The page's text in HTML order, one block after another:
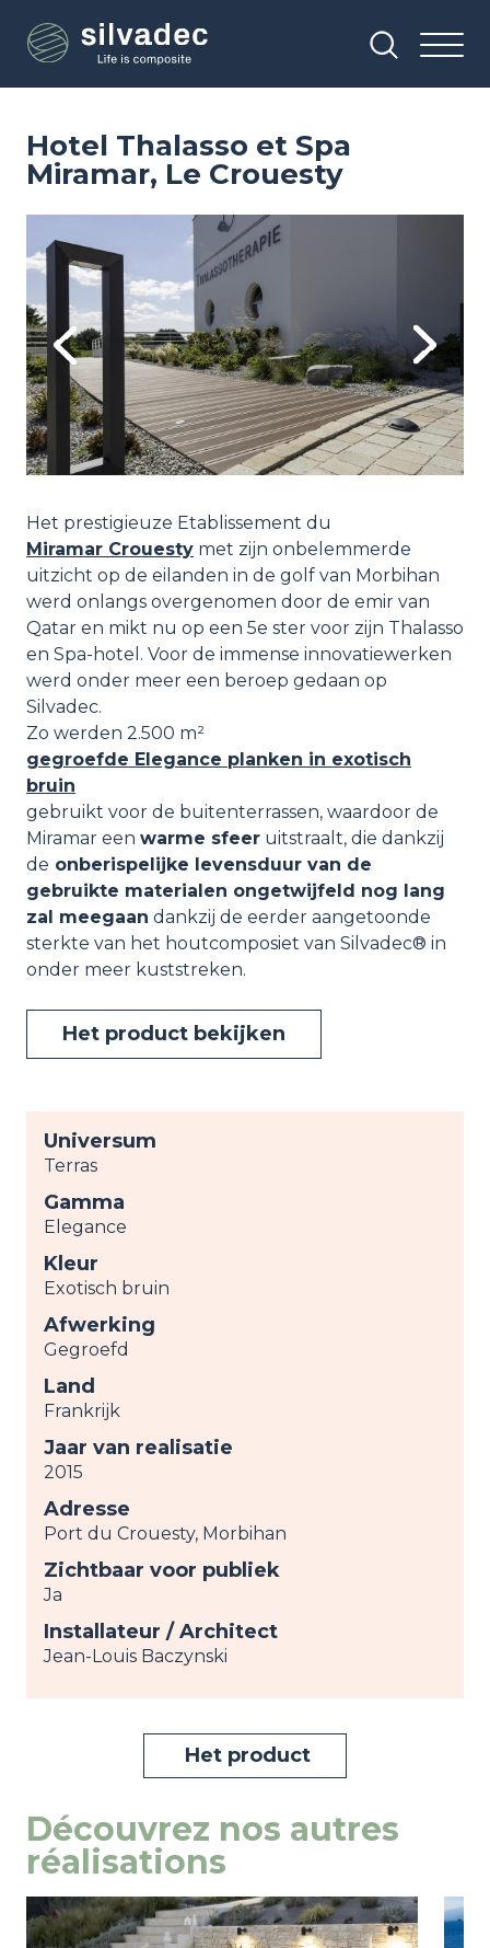
naar
Hotel Thalasso et Spa
Miramar, Le Crouesty
Previous Next
Het prestigieuze Etablissement du
Miramar Crouesty met zijn onbelemmerde
uitzicht op de eilanden in de golf van Morbihan
werd onlangs overgenomen door de emir van
Qatar en mikt nu op een 5e ster voor zijn Thalasso
en Spa-hotel. Voor de immense innovatiewerken
werd onder meer een beroep gedaan op
Silvadec.
Zo werden 2.500 m²
gegroefde Elegance planken in exotisch
bruin
gebruikt voor de buitenterrassen, waardoor de
Miramar een warme sfeer uitstraalt, die dankzij
de onberispelijke levensduur van de
gebruikte materialen ongetwijfeld nog lang
zal meegaan dankzij de eerder aangetoonde
sterkte van het houtcomposiet van Silvadec® in
onder meer kuststreken.
Het product bekijken
Universum
Terras
Gamma
Elegance
Kleur
Exotisch bruin
Afwerking
Gegroefd
Land
Frankrijk
Jaar van realisatie
2015
Adresse
Port du Crouesty, Morbihan
Zichtbaar voor publiek
Ja
Installateur / Architect
Jean-Louis Baczynski
Het product
Découvrez nos autres
réalisations
Image
weergeven